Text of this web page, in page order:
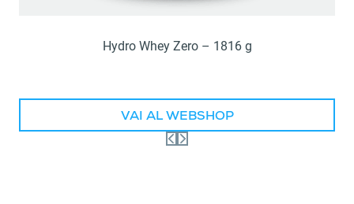
Hydro Whey Zero – 1816 g
VAI AL WEBSHOP